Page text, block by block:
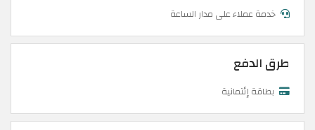
خدمة عملاء على مدار الساعة
طرق الدفع
بطاقة إئتمانية